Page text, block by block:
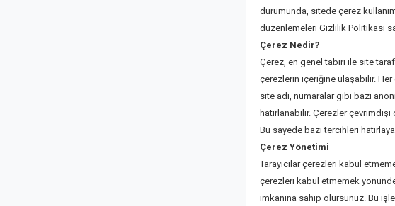
durumunda, sitede çerez
düzenlemeleri Gizlilik Politikası
Çerez Nedir?
Çerez, en genel tabiri ile site
çerezlerin içeriğine ulaşabilir. Her
site adı, numaralar gibi bazı
hatırlanabilir. Çerezler
Bu sayede bazı tercihleri
Çerez Yönetimi
Tarayıcılar çerezleri kabul
çerezleri kabul etmemek
imkanına sahip olursunuz. Bu